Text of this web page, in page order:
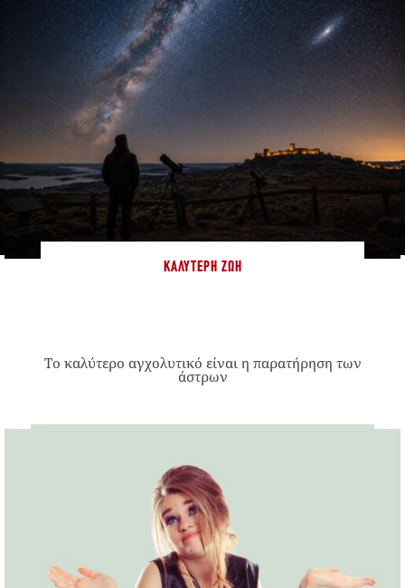
ΚΑΛΎΤΕΡΗ ΖΩΉ
Το καλύτερο αγχολυτικό είναι η παρατήρηση των
άστρων